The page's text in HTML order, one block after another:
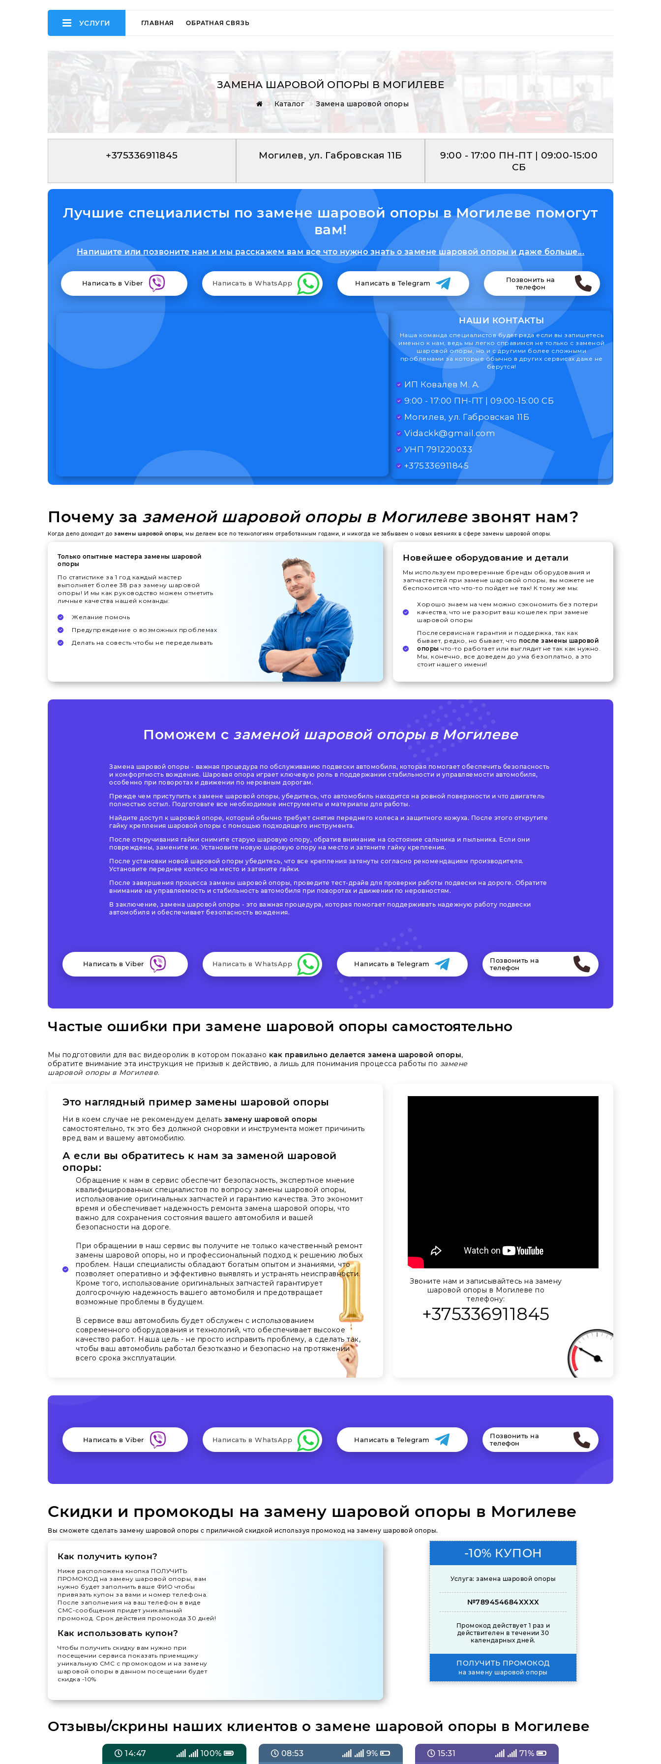
УСЛУГИ ГЛАВНАЯ ОБРАТНАЯ СВЯЗЬ
ЗАМЕНА ШАРОВОЙ ОПОРЫ В МОГИЛЕВЕ
Каталог Замена шаровой опоры
+375336911845 Могилев, ул. Габровская 11Б
9:00 - 17:00 ПН-ПТ | 09:00-15:00
СБ
Лучшие специалисты по замене шаровой опоры в Могилеве помогут
вам!
Напишите или позвоните нам и мы расскажем вам все что нужно знать о замене шаровой опоры и даже больше...
Написать в Viber Написать в WhatsApp Написать в Telegram
Позвонить на
телефон
НАШИ КОНТАКТЫ
Наша команда специалистов будет рада если вы запишетесь
именно к нам, ведь мы легко справимся не только с заменой
шаровой опоры, но и с другими более сложными
проблемами за которые обычно в других сервисах даже не
берутся!
ИП Ковалев М. А.
9:00 - 17:00 ПН-ПТ | 09:00-15:00 СБ
Могилев, ул. Габровская 11Б
Vidackk@gmail.com
УНП 791220033
+375336911845
Почему за заменой шаровой опоры в Могилевезвонят нам?
Когда дело доходит до замены шаровой опоры, мы делаем все по технологиям отработанным годами, и никогда не забываем о новых веяниях в сфере замены шаровой опоры.
Только опытные мастера замены шаровой
опоры
По статистике за 1 год каждый мастер
выполняет более 38 раз замену шаровой
опоры! И мы как руководство можем отметить
личные качества нашей команды:
Желание помочь
Предупреждение о возможных проблемах
Делать на совесть чтобы не переделывать
Новейшее оборудование и детали
Мы используем проверенные бренды оборудования и
запчастестей при замене шаровой опоры, вы можете не
беспокоится что что-то пойдет не так! К тому же мы:
Хорошо знаем на чем можно сэкономить без потери
качества, что не разорит ваш кошелек при замене
шаровой опоры
Послесервисная гарантия и поддержка, так как
бывает, редко, но бывает, что после замены шаровой
опоры что-то работает или выглядит не так как нужно.
Мы, конечно, все доведем до ума безоплатно, а это
стоит нашего имени!
Поможем с заменой шаровой опоры в Могилеве
Замена шаровой опоры - важная процедура по обслуживанию подвески автомобиля, которая помогает обеспечить безопасность
и комфортность вождения. Шаровая опора играет ключевую роль в поддержании стабильности и управляемости автомобиля,
особенно при поворотах и движении по неровным дорогам.
Прежде чем приступить к замене шаровой опоры, убедитесь, что автомобиль находится на ровной поверхности и что двигатель
полностью остыл. Подготовьте все необходимые инструменты и материалы для работы.
Найдите доступ к шаровой опоре, который обычно требует снятия переднего колеса и защитного кожуха. После этого открутите
гайку крепления шаровой опоры с помощью подходящего инструмента.
После откручивания гайки снимите старую шаровую опору, обратив внимание на состояние сальника и пыльника. Если они
повреждены, замените их. Установите новую шаровую опору на место и затяните гайку крепления.
После установки новой шаровой опоры убедитесь, что все крепления затянуты согласно рекомендациям производителя.
Установите переднее колесо на место и затяните гайки.
После завершения процесса замены шаровой опоры, проведите тест-драйв для проверки работы подвески на дороге. Обратите
внимание на управляемость и стабильность автомобиля при поворотах и движении по неровностям.
В заключение, замена шаровой опоры - это важная процедура, которая помогает поддерживать надежную работу подвески
автомобиля и обеспечивает безопасность вождения.
Написать в Viber Написать в WhatsApp Написать в Telegram
Позвонить на
телефон
Частые ошибки при замене шаровой опоры самостоятельно
Мы подготовили для вас видеоролик в котором показано как правильно делается замена шаровой опоры,
обратите внимание эта инструкция не призыв к действию, а лишь для понимания процесса работы по замене
шаровой опоры в Могилеве.
Это наглядный пример замены шаровой опоры
Ни в коем случае не рекомендуем делать замену шаровой опоры
самостоятельно, тк это без должной сноровки и инструмента может причинить
вред вам и вашему автомобилю.
А если вы обратитесь к нам за заменой шаровой
опоры:
Обращение к нам в сервис обеспечит безопасность, экспертное мнение
квалифицированных специалистов по вопросу замены шаровой опоры,
использование оригинальных запчастей и гарантию качества. Это экономит
время и обеспечивает надежность ремонта замена шаровой опоры, что
важно для сохранения состояния вашего автомобиля и вашей
безопасности на дороге.
При обращении в наш сервис вы получите не только качественный ремонт
замены шаровой опоры, но и профессиональный подход к решению любых
проблем. Наши специалисты обладают богатым опытом и знаниями, что
позволяет оперативно и эффективно выявлять и устранять неисправности.
Кроме того, использование оригинальных запчастей гарантирует
долгосрочную надежность вашего автомобиля и предотвращает
возможные проблемы в будущем.
В сервисе ваш автомобиль будет обслужен с использованием
современного оборудования и технологий, что обеспечивает высокое
качество работ. Наша цель - не просто исправить проблему, а сделать так,
чтобы ваш автомобиль работал безотказно и безопасно на протяжении
всего срока эксплуатации.
Звоните нам и записывайтесь на замену
шаровой опоры в Могилеве по
телефону:
+375336911845
Написать в Viber Написать в WhatsApp Написать в Telegram
Позвонить на
телефон
Скидки и промокоды на замену шаровой опоры в Могилеве
Вы сможете сделать замену шаровой опоры с приличной скидкой используя промокод на замену шаровой опоры.
Как получить купон?
Ниже расположена кнопка ПОЛУЧИТЬ
ПРОМОКОД на замену шаровой опоры, вам
нужно будет заполнить ваше ФИО чтобы
привязать купон за вами и номер телефона.
После заполнения на ваш телефон в виде
СМС-сообщения придет уникальный
промокод. Срок действия промокода 30 дней!
Как использовать купон?
Чтобы получить скидку вам нужно при
посещении сервиса показать приемщику
уникальную СМС с промокодом и на замену
шаровой опоры в данном посещении будет
скидка -10%
-10% КУПОН
Услуга: замена шаровой опоры
№789454684XXXX
Промокод действует 1 раз и
действителен в течении 30
календарных дней.
ПОЛУЧИТЬ ПРОМОКОД
на замену шаровой опоры
Отзывы/скрины наших клиентов о замене шаровой опоры в Могилеве
14:47 100% 08:53 9% 15:31 71%